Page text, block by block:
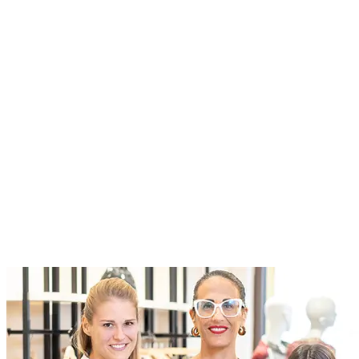
extraordinary experiences for everyone, through a dedication to
Current Roles